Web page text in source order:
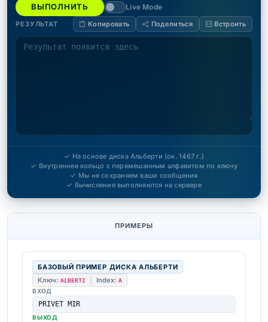
ВЫПОЛНИТЬ Live Mode
РЕЗУЛЬТАТ Копировать Поделиться Встроить
✓ На основе диска Альберти (ок. 1467 г.)
✓ Внутреннее кольцо с перемешанным алфавитом по ключу
✓ Мы не сохраняем ваши сообщения
✓ Вычисления выполняются на сервере
ПРИМЕРЫ
БАЗОВЫЙ ПРИМЕР ДИСКА АЛЬБЕРТИ
Ключ: ALBERTI Index: A
ВХОД
PRIVET MIR
ВЫХОД